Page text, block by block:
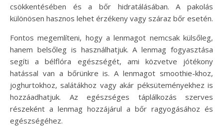
csökkentésében és a bőr hidratálásában. A pakolás
különösen hasznos lehet érzékeny vagy száraz bőr esetén.
Fontos megemlíteni, hogy a lenmagot nemcsak külsőleg,
hanem belsőleg is használhatjuk. A lenmag fogyasztása
segíti a bélflóra egészségét, ami közvetve jótékony
hatással van a bőrünkre is. A lenmagot smoothie-khoz,
joghurtokhoz, salátákhoz vagy akár péksüteményekhez is
hozzáadhatjuk. Az egészséges táplálkozás szerves
részeként a lenmag hozzájárul a bőr ragyogásához és
egészségéhez.